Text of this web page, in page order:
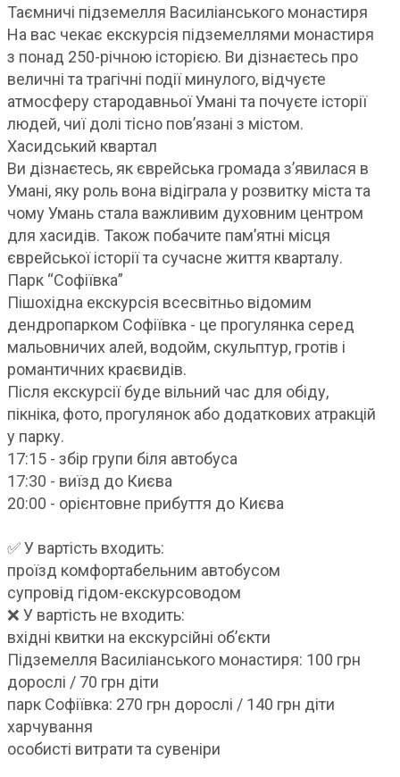
Таємничі підземелля Василіанського монастиря
На вас чекає екскурсія підземеллями монастиря
з понад 250-річною історією. Ви дізнаєтесь про
величні та трагічні події минулого, відчуєте
атмосферу стародавньої Умані та почуєте історії
людей, чиї долі тісно пов’язані з містом.
Хасидський квартал
Ви дізнаєтесь, як єврейська громада з’явилася в
Умані, яку роль вона відіграла у розвитку міста та
чому Умань стала важливим духовним центром
для хасидів. Також побачите пам’ятні місця
єврейської історії та сучасне життя кварталу.
Парк “Софіївка”
Пішохідна екскурсія всесвітньо відомим
дендропарком Софіївка - це прогулянка серед
мальовничих алей, водойм, скульптур, гротів і
романтичних краєвидів.
Після екскурсії буде вільний час для обіду,
пікніка, фото, прогулянок або додаткових атракцій
у парку.
17:15 - збір групи біля автобуса
17:30 - виїзд до Києва
20:00 - орієнтовне прибуття до Києва
✅ У вартість входить:
проїзд комфортабельним автобусом
супровід гідом-екскурсоводом
❌ У вартість не входить:
вхідні квитки на екскурсійні об’єкти
Підземелля Василіанського монастиря: 100 грн
дорослі / 70 грн діти
парк Софіївка: 270 грн дорослі / 140 грн діти
харчування
особисті витрати та сувеніри